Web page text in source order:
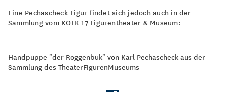
Eine Pechascheck-Figur findet sich jedoch auch in der
Sammlung vom KOLK 17 Figurentheater & Museum:
Handpuppe "der Roggenbuk" von Karl Pechascheck aus der
Sammlung des TheaterFigurenMuseums